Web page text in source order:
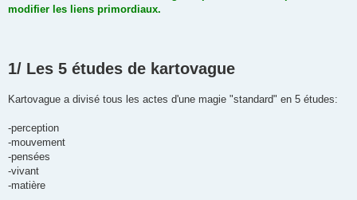
modifier les liens primordiaux.
1/ Les 5 études de kartovague
Kartovague a divisé tous les actes d'une magie "standard" en 5 études:
-perception
-mouvement
-pensées
-vivant
-matière